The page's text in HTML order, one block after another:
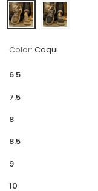
Color: Caqui
6.5
7.5
8
8.5
9
10